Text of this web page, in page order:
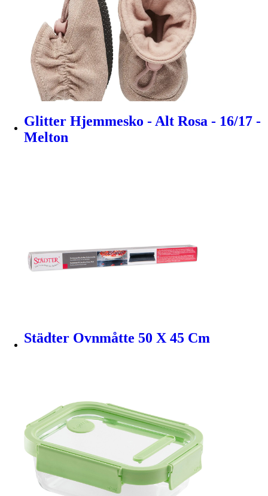
Glitter Hjemmesko - Alt Rosa - 16/17 -
Melton
Städter Ovnmåtte 50 X 45 Cm